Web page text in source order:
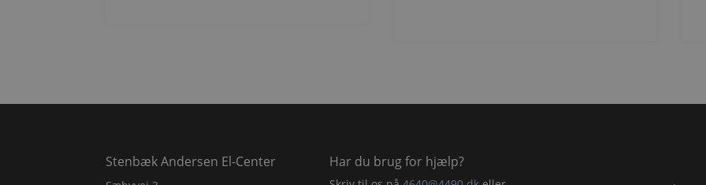
Stenbæk Andersen El-Center Har du brug for hjælp?